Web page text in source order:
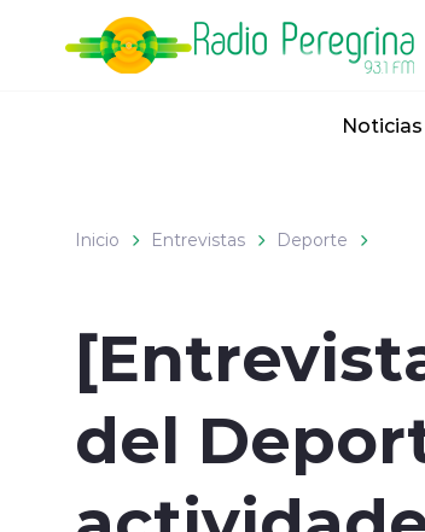
Inicio Entrevistas Deporte
del